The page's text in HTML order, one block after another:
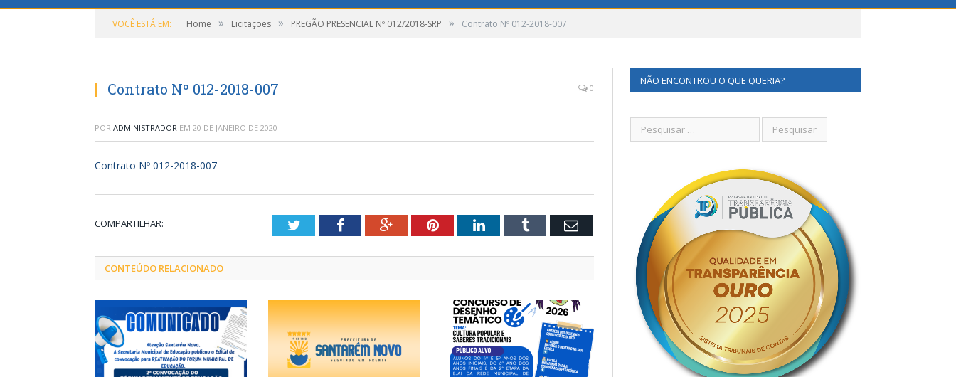
VOCÊ ESTÁ EM: Home » Licitações » PREGÃO PRESENCIAL Nº 012/2018-SRP » Contrato Nº 012-2018-007
Contrato Nº 012-2018-007 0
POR ADMINISTRADOR EM 20 DE JANEIRO DE 2020
Contrato Nº 012-2018-007
COMPARTILHAR: TwitterFacebookGoogle+PinterestLinkedInTumblr Email
CONTEÚDO RELACIONADO
NÃO ENCONTROU O QUE QUERIA?